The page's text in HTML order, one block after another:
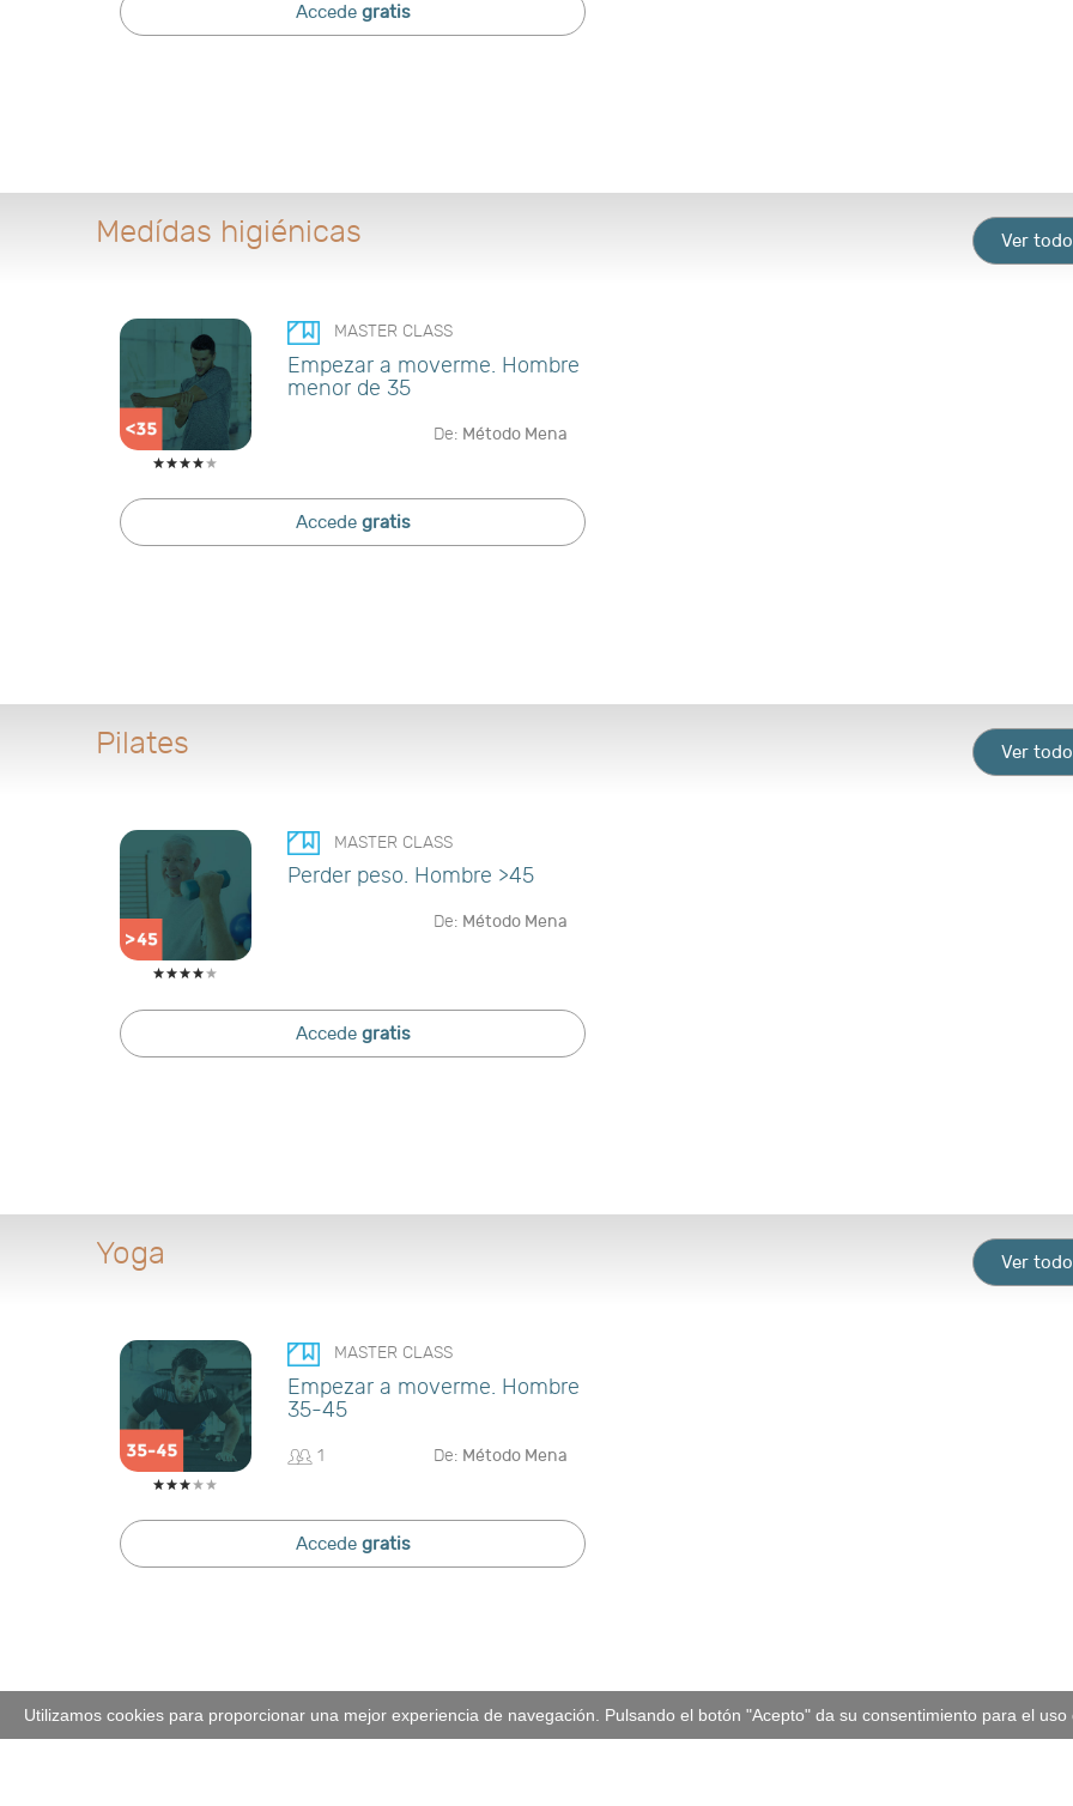
Accede gratis
Medídas higiénicas Ver
MASTER CLASS
Empezar a moverme. Hombre
menor de 35
De: Método Mena
Accede gratis
Pilates Ver
MASTER CLASS
Perder peso. Hombre >45
De: Método Mena
Accede gratis
Yoga Ver
MASTER CLASS
Empezar a moverme. Hombre
35-45
1 De: Método Mena
Accede gratis
Utilizamos cookies para proporcionar una mejor experiencia de navegación. Pulsando el botón "Acepto" da su consentimiento para el uso